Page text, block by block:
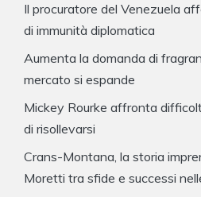
Il procuratore del Venezuela
di immunità diplomatica
Aumenta la domanda di
mercato si espande
Mickey Rourke affronta
di risollevarsi
Crans-Montana, la storia
Moretti tra sfide e successi